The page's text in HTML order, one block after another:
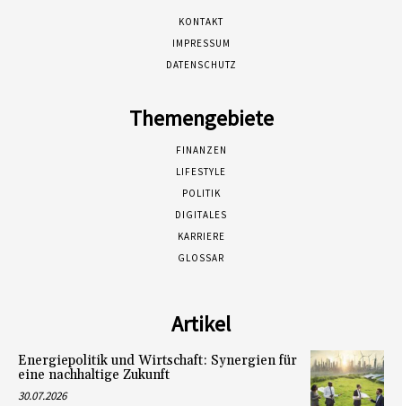
KONTAKT
IMPRESSUM
DATENSCHUTZ
Themengebiete
FINANZEN
LIFESTYLE
POLITIK
DIGITALES
KARRIERE
GLOSSAR
Artikel
Energiepolitik und Wirtschaft: Synergien für
eine nachhaltige Zukunft
30.07.2026